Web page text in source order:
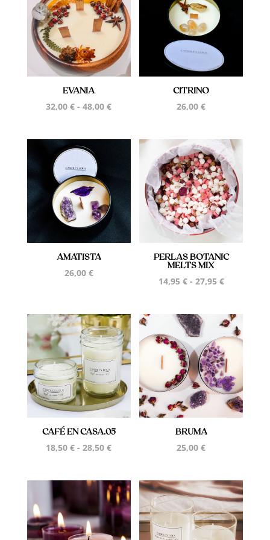
EVANIA
32,00€ - 48,00€Rango
precios:
48,00 €
CITRINO
26,00€
AMATISTA
26,00 €
PERLAS BOTANIC
MELTS MIX
14,95 € - 27,95 €Rango
precios:
desde
14,95 €
hasta
27,95 €
CAFÉ EN CASA.05
18,50€ - 28,50€Rango
precios:
desde
18,50 €
hasta
BRUMA
25,00€